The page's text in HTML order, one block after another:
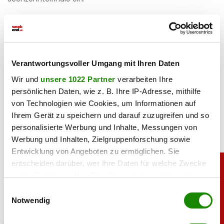
Verantwortungsvoller Umgang mit Ihren Daten
Wir und unsere 1022 Partner verarbeiten Ihre
persönlichen Daten, wie z. B. Ihre IP-Adresse, mithilfe
von Technologien wie Cookies, um Informationen auf
Ihrem Gerät zu speichern und darauf zuzugreifen und so
personalisierte Werbung und Inhalte, Messungen von
Werbung und Inhalten, Zielgruppenforschung sowie
Entwicklung von Angeboten zu ermöglichen. Sie
entscheiden darüber, wer Ihre Daten für welche Zwecke
nutzt. Sie können Ihre Einwilligung jederzeit über die
Trigger Symbol ändern oder widerrufen
Notwendig
Haben Sie einen Fehler gefunden?
Schicken Sie uns Ihr
teilen